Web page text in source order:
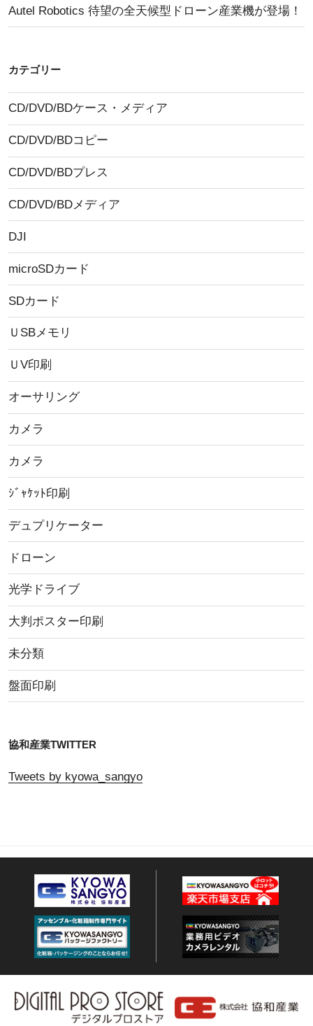
Autel Robotics 待望の全天候型ドローン産業機が登場！
カテゴリー
CD/DVD/BDケース・メディア
CD/DVD/BDコピー
CD/DVD/BDプレス
CD/DVD/BDメディア
DJI
microSDカード
SDカード
ＵSBメモリ
ＵV印刷
オーサリング
カメラ
カメラ
ｼﾞｬｹｯﾄ印刷
デュプリケーター
ドローン
光学ドライブ
大判ポスター印刷
未分類
盤面印刷
協和産業TWITTER
Tweets by kyowa_sangyo